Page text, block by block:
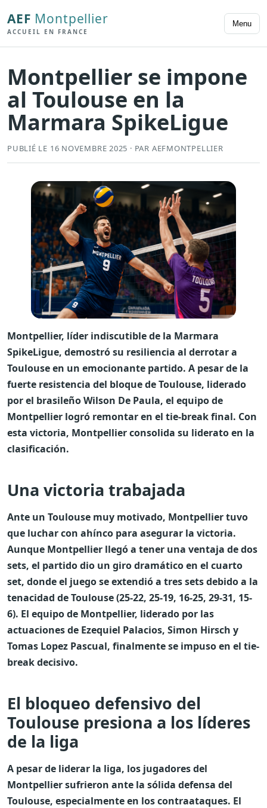
AEF Montpellier
ACCUEIL EN FRANCE
Menu
Montpellier se impone
al Toulouse en la
Marmara SpikeLigue
PUBLIÉ LE 16 NOVEMBRE 2025 · PAR AEFMONTPELLIER
Montpellier, líder indiscutible de la Marmara
SpikeLigue, demostró su resiliencia al derrotar a
Toulouse en un emocionante partido. A pesar de la
fuerte resistencia del bloque de Toulouse, liderado
por el brasileño Wilson De Paula, el equipo de
Montpellier logró remontar en el tie-break final. Con
esta victoria, Montpellier consolida su liderato en la
clasificación.
Una victoria trabajada
Ante un Toulouse muy motivado, Montpellier tuvo
que luchar con ahínco para asegurar la victoria.
Aunque Montpellier llegó a tener una ventaja de dos
sets, el partido dio un giro dramático en el cuarto
set, donde el juego se extendió a tres sets debido a la
tenacidad de Toulouse (25-22, 25-19, 16-25, 29-31, 15-
6). El equipo de Montpellier, liderado por las
actuaciones de Ezequiel Palacios, Simon Hirsch y
Tomas Lopez Pascual, finalmente se impuso en el tie-
break decisivo.
El bloqueo defensivo del
Toulouse presiona a los líderes
de la liga
A pesar de liderar la liga, los jugadores del
Montpellier sufrieron ante la sólida defensa del
Toulouse, especialmente en los contraataques. El